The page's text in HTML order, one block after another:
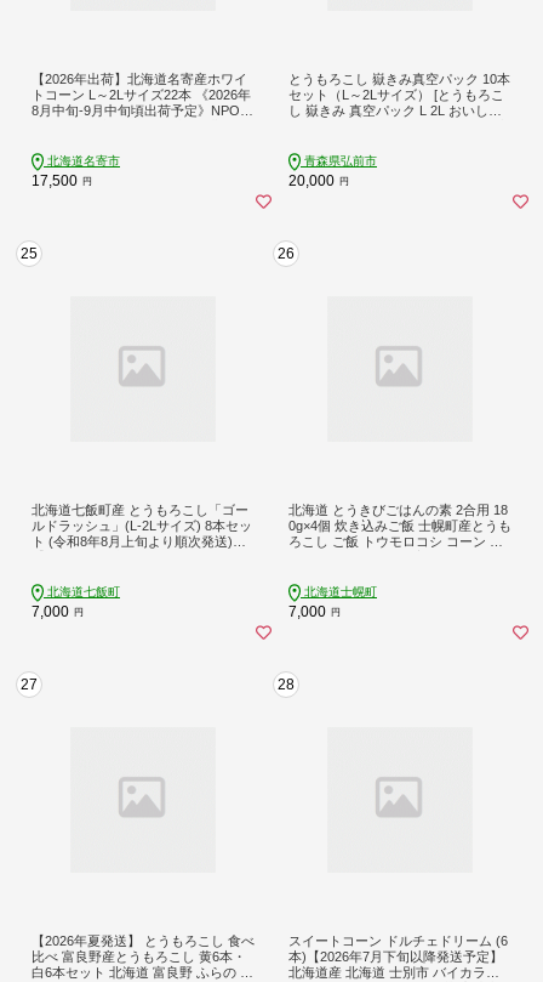
【2026年出荷】北海道名寄産ホワイ
トコーン L～2Lサイズ22本 《2026年
8月中旬-9月中旬頃出荷予定》NPO法
2Lサイズ お取り寄せ 旬 新鮮 産地直
送 甘い 糖度 22本 冷蔵---nayoro_nk
m_45_22p---
北海道名寄市
17,500 円
とうもろこし 嶽きみ真空パック 10本
セット（L～2Lサイズ） [とうもろこ
し 嶽きみ 真空パック L 2L おいしい
青森県弘前市
20,000 円
25
北海道七飯町産 とうもろこし「ゴー
ルドラッシュ」(L-2Lサイズ) 8本セッ
ト (令和8年8月上旬より順次発送)
8本 セット 北海道 七飯町 送料無料】
NABT006
北海道七飯町
7,000 円
26
北海道 とうきびごはんの素 2合用 18
0g×4個 炊き込みご飯 士幌町産とうも
ろこし ご飯 トウモロコシ コーン と
ん お取り寄せ 送料無料 十勝 士幌町
【L40-4】
北海道士幌町
7,000 円
27
【2026年夏発送】 とうもろこし 食べ
比べ 富良野産とうもろこし 黄6本・
白6本セット 北海道 富良野 ふらの コ
28
スイートコーン ドルチェドリーム (6
本)【2026年7月下旬以降発送予定】
北海道産 北海道 士別市 バイカラー